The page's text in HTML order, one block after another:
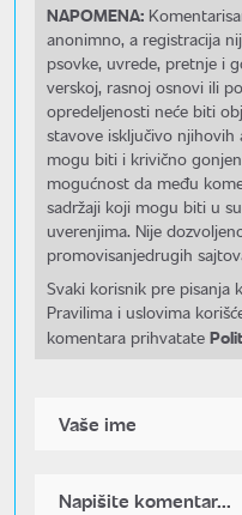
NAPOMENA:
anonimno, a registracija
psovke, uvrede, pretnje i
verskoj, rasnoj osnovi ili
opredeljenosti neće biti
stavove isključivo
mogu biti i krivično
mogućnost da među
sadržaji koji mogu biti u
uverenjima. Nije
promovisanjedrugih
Svaki korisnik pre pisanja
Pravilima i uslovima
komentara prihvatate